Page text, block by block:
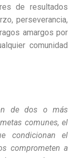
de resultados
perseverancia,
amargos por
comunidad
de dos o más
comunes, el
condicionan el
comprometen a